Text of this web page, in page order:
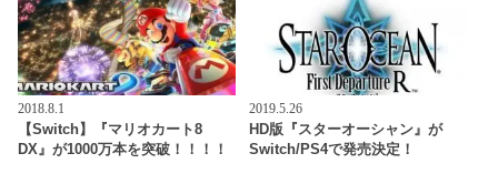
2018.8.1
【Switch】『マリオカート8
DX』が1000万本を突破！！！！
2019.5.26
HD版『スターオーシャン』が
Switch/PS4で発売決定！